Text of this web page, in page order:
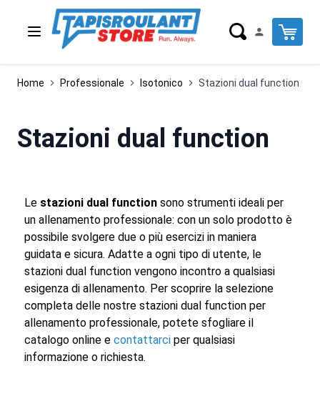
Salta al contenuto
Cart
Home Professionale Isotonico Stazioni dual function
Stazioni dual function
Le stazioni dual function sono strumenti ideali per
un allenamento professionale: con un solo prodotto è
possibile svolgere due o più esercizi in maniera
guidata e sicura. Adatte a ogni tipo di utente, le
stazioni dual function vengono incontro a qualsiasi
esigenza di allenamento. Per scoprire la selezione
completa delle nostre stazioni dual function per
allenamento professionale, potete sfogliare il
catalogo online e contattarci per qualsiasi
informazione o richiesta.